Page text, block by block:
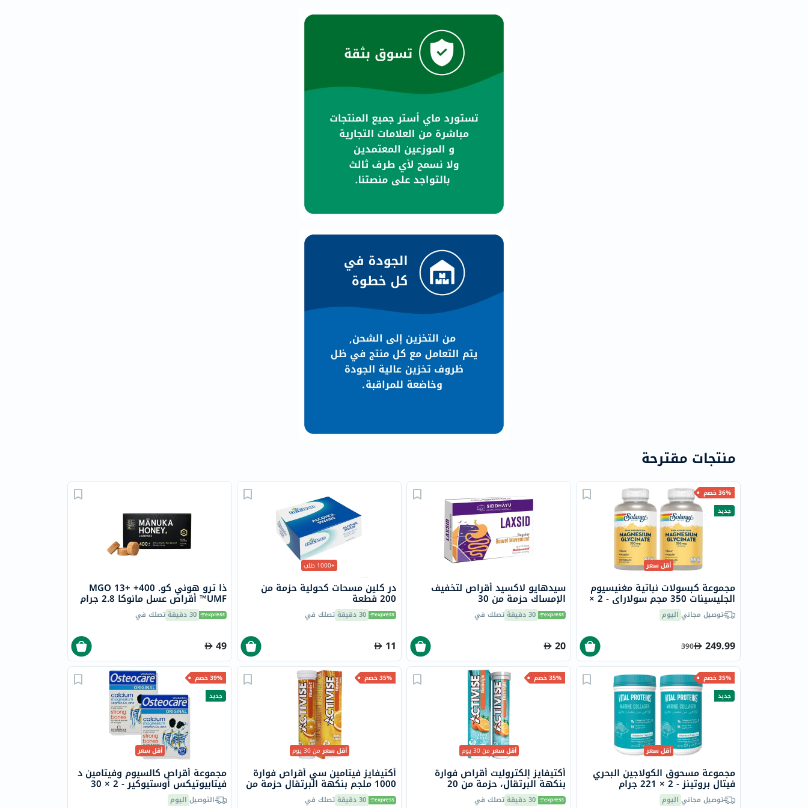
صحي
الصحي
Original
IV
اختبار
التحسس
الحالة
الصحية
والشعر
العظام
المخ
صحة
القلب
دعم
مرضى
فيتامين
فيتامين
فيتامين
ب
فيتامين
المعادن
المغنيسيوم
الحديد
منتجات مقترحة
36% خصم
جديد
أقل سعر
مجموعة كبسولات نباتية مغنيسيوم
الجليسينات 350 مجم سولاراي - 2 ×
120 كبسولةتوصيل مجاني اليوم
249.99
390
سيدهايو لاكسيد أقراص لتخفيف
الإمساك حزمة من 30
30 دقيقة تصلك في
20
+1000 طلب
در كلين مسحات كحولية حزمة من
200 قطعة
30 دقيقة تصلك في
11
ذا ترو هوني كو. 400+ MGO 13+
UMF™ أقراص عسل مانوكا 2.8 جرام
8 أقراص 30 دقيقة تصلك في
49
35% خصم
جديد
أقل سعر
مجموعة مسحوق الكولاجين البحري
فيتال بروتينز - 2 × 221 جرام
توصيل مجاني اليوم
35% خصم
أقل سعرمن 30 يوم
أكتيفايز إلكتروليت أقراص فوارة
بنكهة البرتقال، حزمة من 20
30 دقيقة تصلك في
35% خصم
أقل سعرمن 30 يوم
أكتيفايز فيتامين سي أقراص فوارة
1000 ملجم بنكهة البرتقال حزمة من
20 30 دقيقة تصلك في
39% خصم
جديد
أقل سعر
مجموعة أقراص كالسيوم وفيتامين د
فيتابيوتيكس أوستيوكير - 2 × 30
قرصالتوصيل اليوم